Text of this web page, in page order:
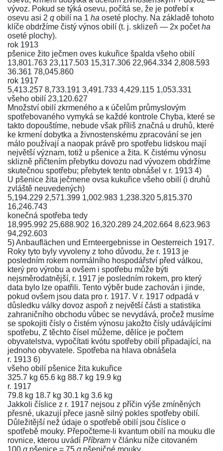
vývoz. Pokud se týká osevu, počítá se, že je potřebí к
osevu asi 2 q obilí na 1 ha oseté plochy. Na základě tohoto
klíče obdržíme čistý výnos obilí (t. j. sklizeň — 2x početha
oseté plochy).
rok 1913
pšenice žito ječmen oves kukuřice špalda všeho obilí
13,801.763 23,117.503 15,317.306 22,964.334 2,808.593
36.361 78,045.860
rok 1917
5,413.257 8,733.191 3,491.733 4,429.115 1,053.331
všeho obilí 23,120.627
Množství obilí zkrmeného а к účelům průmyslovým
spotřebovaného vymyká se každé kontrole Chyba, které se
takto dopouštíme, nebude však příliš značná u druhů, které
ke krmení dobytka a živnostenskému zpracování se jen
málo používají a naopak právě pro spotřebu lidskou mají
největší význam, totiž u pšenice a žita. K čistému výnosu
sklizně přičtením přebytku dovozu nad vývozem obdržíme
skutečnou spotřebu; přebytek tento obnášel v r. 1913 4)
U pšenice žita ječmene ovsa kukuřice všeho obilí (i druhů
zvláště neuvedených)
5,194.229 2,571.399 1,002.983 1,238.320 5,815.370
16,246.743
konečná spotřeba tedy
18,995.992 25,688.902 16,320.289 24,202.664 8,623.963
94,292.603
5) Anbauflächen und Ernteergebnisse in Oesterreich 1917.
Roky tyto byly vyvoleny z toho důvodu, že r. 1913 je
posledním rokem normálního hospodářství před válkou,
který pro výrobu a ovšem i spotřebu může býti
nejsměrodatnější, r. 1917 je posledním rokem, pro který
data bylo lze opatřili. Tento výběr bude zachován i jinde,
pokud ovšem jsou data pro r. 1917. V r. 1917 odpadá v
důsledku války dovoz aspoň z největší části a statistika
zahraničního obchodu vůbec se nevydává, pročež musíme
se spokojiti čísly o čistém výnosu jakožto čísly udávájícími
spotřebu, Z těchto čísel můžeme, dělíce je počtem
obyvatelstva, vypočítati kvótu spotřeby obilí připadající, na
jednoho obyvatele. Spotřeba na hlava obnášela
r. 1913 6)
všeho obilí pšenice žita kukuřice
325.7 kg 65.6 kg 88.7 kg 19.9 kg
r. 1917
79.8 kg 18.7 kg 30.1 kg 3.6 kg
Jakkoli číslice z r. 1917 nejsou z příčin výše zmíněných
přesné, ukazují přece jasně silný pokles spotřeby obilí.
Důležitější než údaje o spotřebě obilí jsou číslice o
spotřebě mouky. Přepočteme-li kvantum obilí na mouku dle
rovnice, kterou uvádí Příbram v článku níže citovaném
100 g pšenice = 75 g pšeničné mouky,